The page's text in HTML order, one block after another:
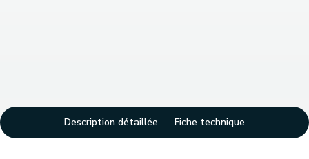
Description détaillée Fiche technique